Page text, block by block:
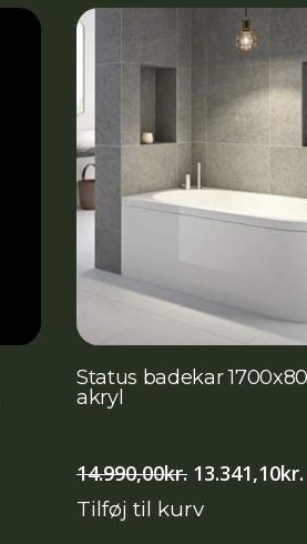
Status badekar
akryl
14.990,00kr. Den
oprindelige
pris
13.341,10kr.
Tilføj til kurv